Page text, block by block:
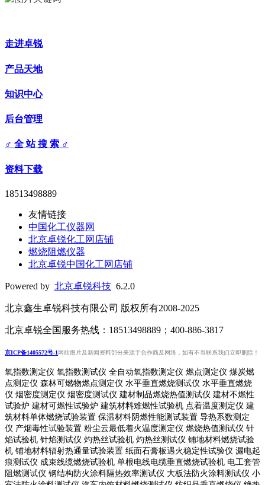
走进卓锐
产品天地
知识中心
后台管理
♂ 全 站 搜 索 ♂
资料下载
18513498889
友情链接
中国化工仪器网
北京卓锐化工网店铺
燃烧阻燃仪器
北京卓锐中国化工网店铺
Powered by 北京卓锐科技 6.2.0
北京鑫生卓锐科技有限公司 版权所有2008-2025
北京卓锐全国服务热线：18513498889；400-886-3817
京ICP备1405572号-1网站图片及新闻资料部分来源于合作商及网络，如有不当联系我们立即删除！
氧指数测定仪 氧指数测试仪 全自动氧指数测定仪 燃点测定仪 煤炭燃
点测定仪 森林可燃物燃点测定仪 水平垂直燃烧测试仪 水平垂直燃烧
仪 烟密度测定仪 烟密度测试仪 建材制品燃烧热值测试仪 建材不燃性
试验炉 建材可燃性试验炉 建筑材料难燃性试验机 点着温度测定仪 建
筑材料单体燃烧试验装置 保温材料阴燃性能测试装置 导热系数测定
仪 产烟毒性试验装置 粉尘云最低着火温度测定仪 燃烧热值测试仪 针
焰试验机 针焰测试仪 灼热丝试验机 灼热丝测试仪 铺地材料燃烧试验
机 铺地材料辐射热通量试验装置 纸面石膏板遇火稳定性试验仪 漏电起
痕测试仪 成束线缆燃烧试验机 单根电线电缆垂直燃烧试验机 电工套管
阻燃测试仪 钢结构防火涂料隔热效率测试仪 大板法防火涂料测试仪 小